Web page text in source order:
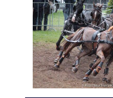
neer te zetten.